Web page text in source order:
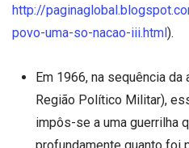
http://
povo-uma-so-nacao-iii.html).
Em 1966, na sequência
Região Político Militar),
impôs-se a uma guerrilha